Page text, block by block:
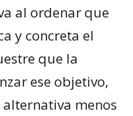
al ordenar que
y concreta el
que la
ese objetivo,
menos